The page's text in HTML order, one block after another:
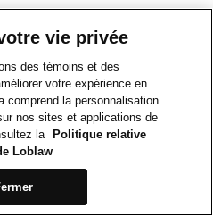
vie privée
des témoins et des
votre expérience en
comprend la personnalisation
nos sites et applications de
la
Politique relative
Loblaw